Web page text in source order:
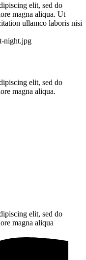
elit, sed do
magna aliqua. Ut
ullamco laboris nisi
elit, sed do
magna aliqua.
elit, sed do
magna aliqua